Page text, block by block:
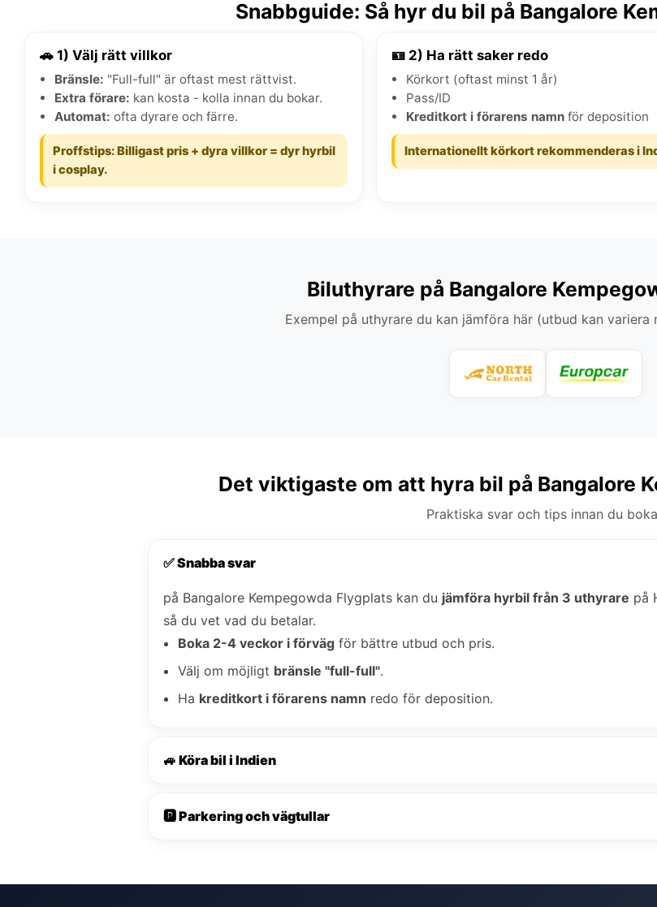
Snabbguide: Så hyr du bil på Bangalore
🚗 1) Välj rätt villkor
Bränsle: "Full-full" är oftast mest rättvist.
Extra förare: kan kosta - kolla innan du bokar.
Automat: ofta dyrare och färre.
Proffstips: Billigast pris + dyra villkor = dyr hyrbil
i cosplay.
🪪 2) Ha rätt saker redo
Körkort (oftast minst 1 år)
Pass/ID
Kreditkort i förarens namn för deposition
Internationellt körkort rekommenderas i
Biluthyrare på Bangalore
Exempel på uthyrare du kan jämföra här (utbud kan variera
Det viktigaste om att hyra bil på Bangalore
Praktiska svar och tips innan du
✅ Snabba svar
på Bangalore Kempegowda Flygplats kan du jämföra hyrbil från 3 uthyrare på
så du vet vad du betalar.
Boka 2-4 veckor i förväg för bättre utbud och pris.
Välj om möjligt bränsle "full-full".
Ha kreditkort i förarens namn redo för deposition.
🚙 Köra bil i Indien
🅿️ Parkering och vägtullar